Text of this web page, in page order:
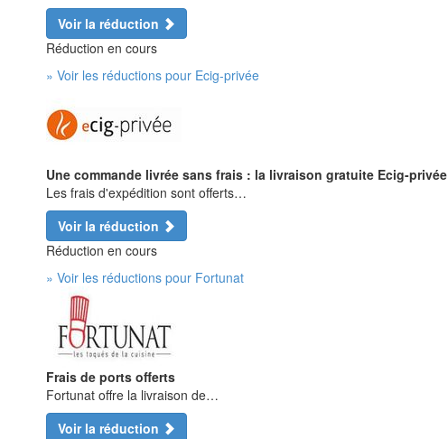
Voir la réduction
Réduction en cours
» Voir les réductions pour Ecig-privée
Une commande livrée sans frais : la livraison gratuite Ecig-privée
Les frais d'expédition sont offerts…
Voir la réduction
Réduction en cours
» Voir les réductions pour Fortunat
Frais de ports offerts
Fortunat offre la livraison de…
Voir la réduction